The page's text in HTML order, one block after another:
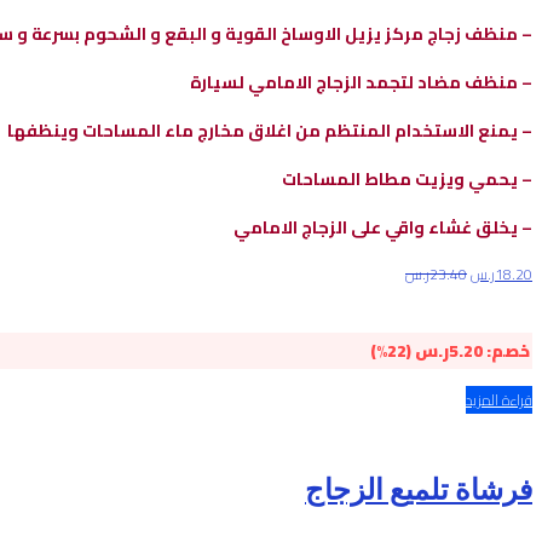
– منظف زجاج مركز يزيل الاوساخ القوية و البقع و الشحوم بسرعة و
– منظف مضاد لتجمد الزجاج الامامي لسيارة
– يمنع الاستخدام المنتظم من اغلاق مخارج ماء المساحات وينظفها
– يحمي ويزيت مطاط المساحات
– يخلق غشاء واقي على الزجاج الامامي
18.20ر.س23.40ر.س
خصم:5.20ر.س(22%)
قراءة المزيد
فرشاة تلميع الزجاج